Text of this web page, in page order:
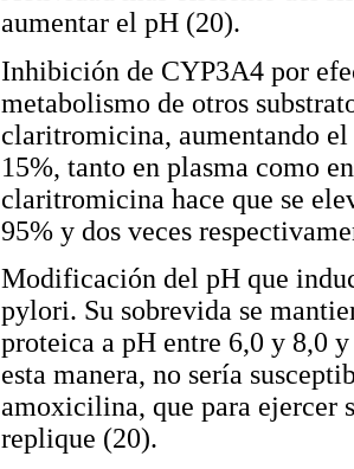
aumentar el pH (20).
Inhibición de CYP3A4 por
metabolismo de otros
claritromicina, aumentando
15%, tanto en plasma como
claritromicina hace que se
95% y dos veces
Modificación del pH que
pylori. Su sobrevida se
proteica a pH entre 6,0 y 8,0
esta manera, no sería
amoxicilina, que para ejercer
replique (20).